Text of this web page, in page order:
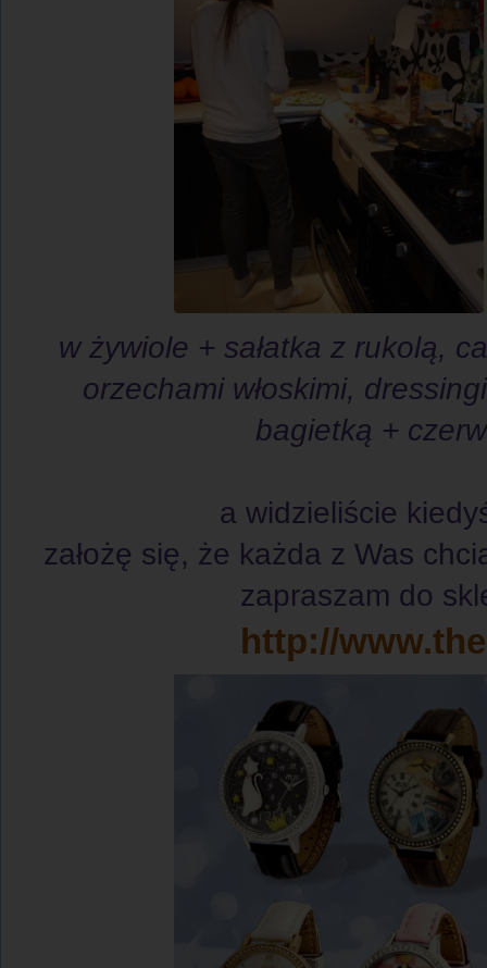
w żywiole + sałatka z rukolą,
orzechami włoskimi,
bagietką +
a widzieliście
założę się, że każda z Was
zapraszam do
http://